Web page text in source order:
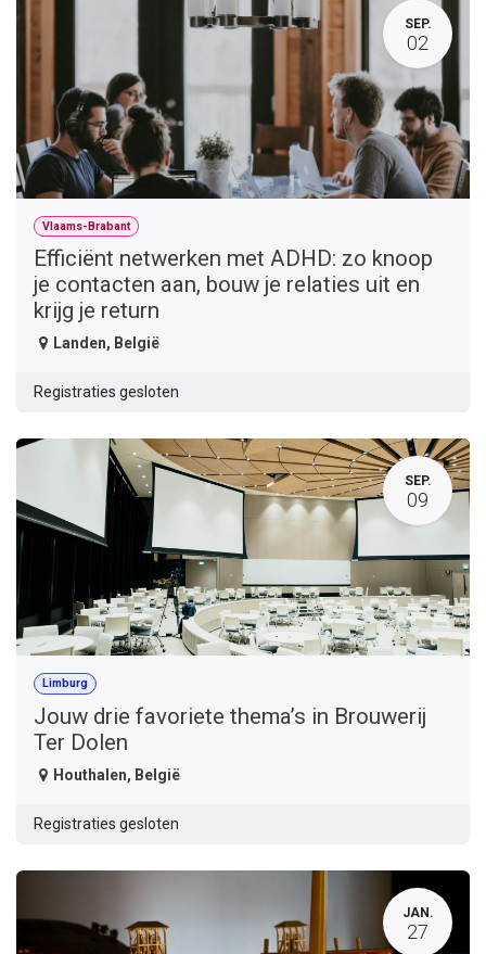
SEP.
02
Vlaams-Brabant
Efficiënt netwerken met ADHD: zo knoop
je contacten aan, bouw je relaties uit en
krijg je return
Landen, België
Registraties gesloten
SEP.
09
Limburg
Jouw drie favoriete thema’s in Brouwerij
Ter Dolen
Houthalen, België
Registraties gesloten
JAN.
27